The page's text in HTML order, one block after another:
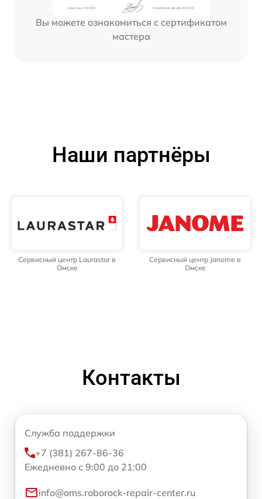
Вы можете ознакомиться с сертификатом
мастера
Наши партнёры
Сервисный центр Laurastar в
Омске
Сервисный центр Janome в
Омске
Контакты
Служба поддержки
+7 (381) 267-86-36
Ежедневно с 9:00 до 21:00
info@oms.roborock-repair-center.ru